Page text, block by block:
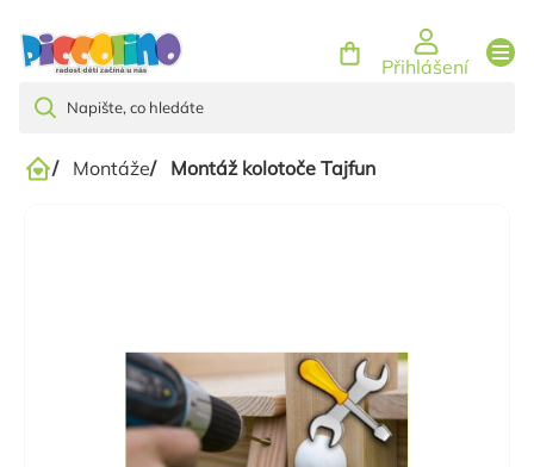
Přihlášení
Domů
/ Montáže/ Montáž kolotoče Tajfun